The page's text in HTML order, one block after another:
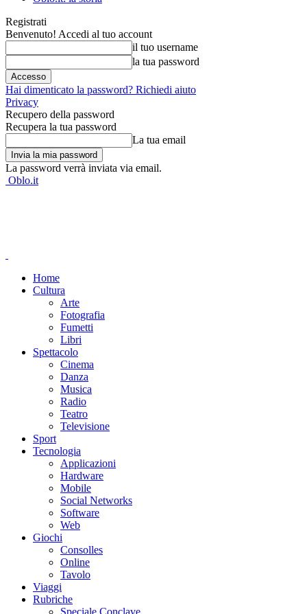
Registrati
Benvenuto! Accedi al tuo account
il tuo username
la tua password
Hai dimenticato la password? Richiedi aiuto
Privacy
Recupero della password
Recupera la tua password
La tua email
La password verrà inviata via email.
Oblo.it
Home
Cultura
Arte
Fotografia
Fumetti
Libri
Spettacolo
Cinema
Danza
Musica
Radio
Teatro
Televisione
Sport
Tecnologia
Applicazioni
Hardware
Mobile
Social Networks
Software
Web
Giochi
Consolles
Online
Tavolo
Viaggi
Rubriche
Speciale Conclave